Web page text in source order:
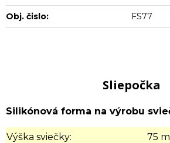
Obj. čislo: FS77
Sliepočka
Silikónová forma na výrobu
Výška sviečky:
75